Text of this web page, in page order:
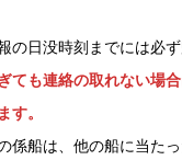
の日没時刻までには必ず
ても連絡の取れない場
す。
係船は、他の船に当た